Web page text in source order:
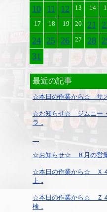
10
11 12 13 14
17 18 19 20 21
24 25 26 27 28
31
最近の記事
☆本日の作業から☆ サ
☆お知らせ☆ ジムニー
ラ ..
☆お知らせ☆ ８月の営
☆本日の作業から☆ Ｘ
上 ..
☆本日の作業から☆ Ｚ
検 ..